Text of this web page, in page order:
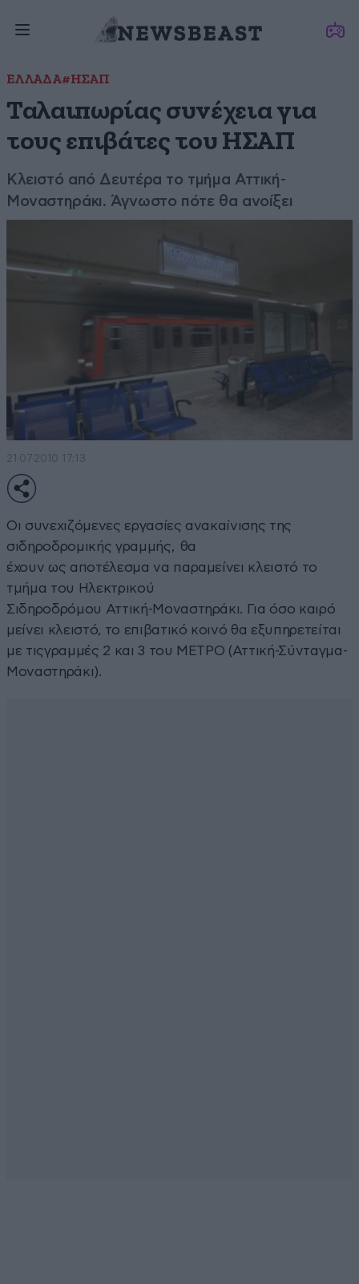
ΕΛΛΑΔΑ#ΗΣΑΠ
Ταλαιπωρίας συνέχεια για
τους επιβάτες του ΗΣΑΠ
Κλειστό από Δευτέρα το τμήμα Αττική-
Μοναστηράκι. Άγνωστο πότε θα ανοίξει
21·07·2010 17:13
Οι συνεχιζόμενες εργασίες ανακαίνισης της
σιδηροδρομικής γραμμής, θα
έχουν ως αποτέλεσμα να παραμείνει κλειστό το
τμήμα του Ηλεκτρικού
Σιδηροδρόμου Αττική-Μοναστηράκι. Για όσο καιρό
μείνει κλειστό, το επιβατικό κοινό θα εξυπηρετείται
με τιςγραμμές 2 και 3 του ΜΕΤΡΟ (Αττική-Σύνταγμα-
Μοναστηράκι).